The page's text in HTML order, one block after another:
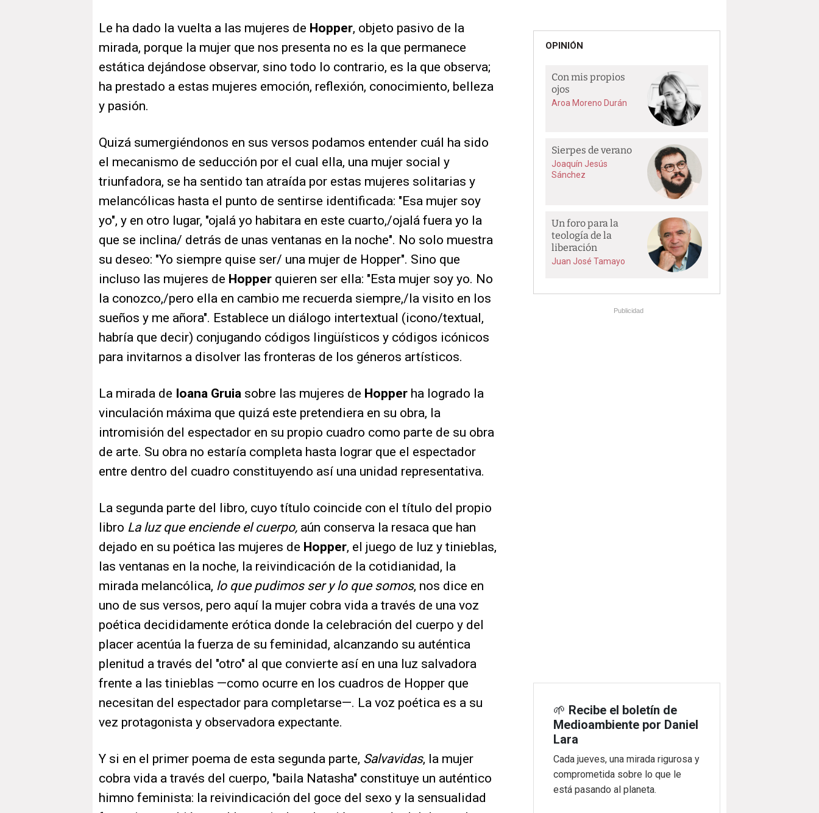
Le ha dado la vuelta a las mujeres de Hopper, objeto pasivo de la
mirada, porque la mujer que nos presenta no es la que permanece
estática dejándose observar, sino todo lo contrario, es la que observa;
ha prestado a estas mujeres emoción, reflexión, conocimiento, belleza
y pasión.
Quizá sumergiéndonos en sus versos podamos entender cuál ha sido
el mecanismo de seducción por el cual ella, una mujer social y
triunfadora, se ha sentido tan atraída por estas mujeres solitarias y
melancólicas hasta el punto de sentirse identificada: "Esa mujer soy
yo", y en otro lugar, "ojalá yo habitara en este cuarto,/ojalá fuera yo la
que se inclina/ detrás de unas ventanas en la noche". No solo muestra
su deseo: "Yo siempre quise ser/ una mujer de Hopper". Sino que
incluso las mujeres de Hopper quieren ser ella: "Esta mujer soy yo. No
la conozco,/pero ella en cambio me recuerda siempre,/la visito en los
sueños y me añora". Establece un diálogo intertextual (icono/textual,
habría que decir) conjugando códigos lingüísticos y códigos icónicos
para invitarnos a disolver las fronteras de los géneros artísticos.
La mirada de Ioana Gruia sobre las mujeres de Hopper ha logrado la
vinculación máxima que quizá este pretendiera en su obra, la
intromisión del espectador en su propio cuadro como parte de su obra
de arte. Su obra no estaría completa hasta lograr que el espectador
entre dentro del cuadro constituyendo así una unidad representativa.
La segunda parte del libro, cuyo título coincide con el título del propio
libro La luz que enciende el cuerpo, aún conserva la resaca que han
dejado en su poética las mujeres de Hopper, el juego de luz y tinieblas,
las ventanas en la noche, la reivindicación de la cotidianidad, la
mirada melancólica, lo que pudimos ser y lo que somos, nos dice en
uno de sus versos, pero aquí la mujer cobra vida a través de una voz
poética decididamente erótica donde la celebración del cuerpo y del
placer acentúa la fuerza de su feminidad, alcanzando su auténtica
plenitud a través del "otro" al que convierte así en una luz salvadora
frente a las tinieblas —como ocurre en los cuadros de Hopper que
necesitan del espectador para completarse—. La voz poética es a su
vez protagonista y observadora expectante.
Y si en el primer poema de esta segunda parte, Salvavidas, la mujer
cobra vida a través del cuerpo, "baila Natasha" constituye un auténtico
himno feminista: la reivindicación del goce del sexo y la sensualidad
OPINIÓN
Con mis propios
ojos
Aroa Moreno Durán
Sierpes de verano
Joaquín Jesús
Sánchez
Un foro para la
teología de la
liberación
Juan José Tamayo
Publicidad
🌱 Recibe el boletín de
Medioambiente por Daniel
Lara
Cada jueves, una mirada rigurosa y
comprometida sobre lo que le
está pasando al planeta.